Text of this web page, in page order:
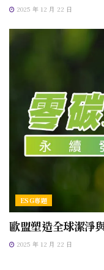
2025 年 12 月 22 日
ESG專題
歐盟塑造全球潔淨
2025 年 12 月 22 日